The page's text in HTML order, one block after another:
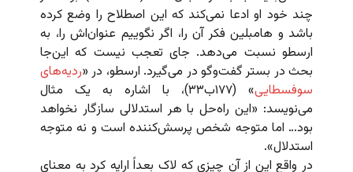
چند خود او ادعا نمی‌کند که این اصطلاح را وضع کرده
باشد و هامبلین فکر آن را، اگر نگوییم عنوان‌اش را، به
ارسطو نسبت می‌دهد. جای تعجب نیست که این‌جا
بحث در بستر گفت‌وگو در می‌گیرد. ارسطو، در «ردیه‌های
سوفسطایی
» (۱۷۷ب۳۳)، با اشاره به یک مثال
می‌‌نویسد: «این راه‌حل با هر استدلالی سازگار نخواهد
بود… اما متوجه شخص پرسش‌کننده است و نه متوجه
استدلال».
در واقع این از آن چیزی که لاک بعداً ارایه کرد به معنای